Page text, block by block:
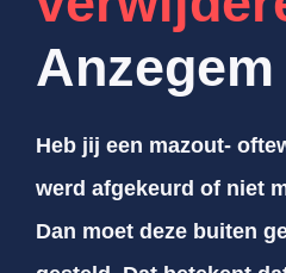
Anzegem
Heb jij een mazout-
werd afgekeurd of niet
Dan moet deze buiten